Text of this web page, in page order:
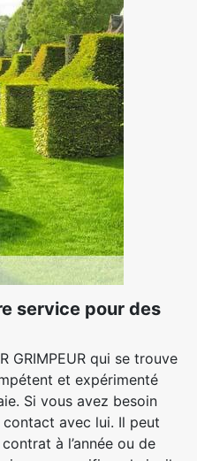
service pour des
GRIMPEUR qui se trouve
et expérimenté
Si vous avez besoin
contact avec lui. Il peut
à l’année ou de